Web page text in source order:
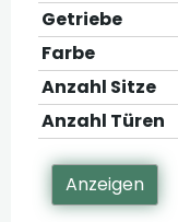
Getriebe
Farbe
Anzahl Sitze
Anzahl Türen
Anzeigen